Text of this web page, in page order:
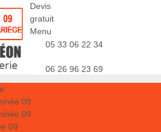
Devis
gratuit
Menu
05 33 06 22 34
06 26 96 23 69
09
09
09